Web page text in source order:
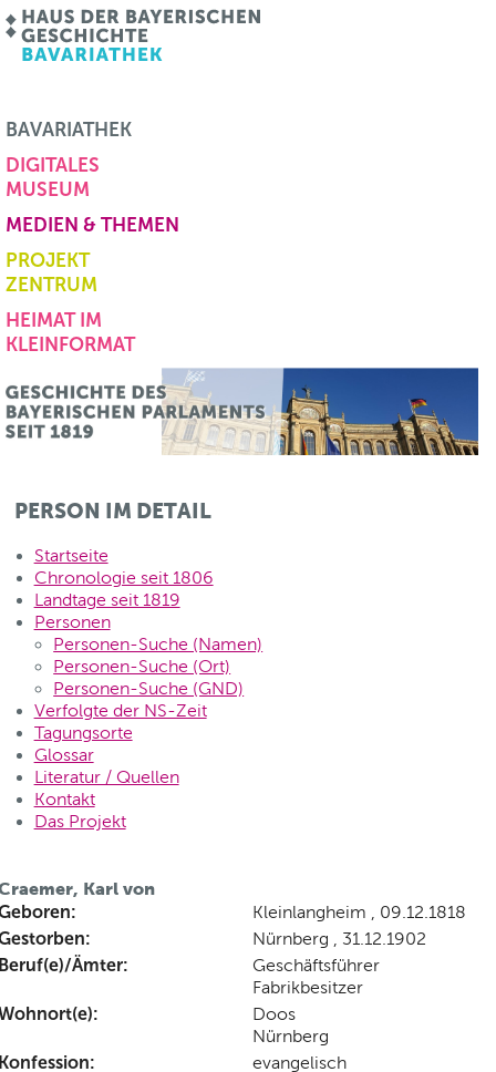
BAVARIATHEK
DIGITALES
MUSEUM
MEDIEN & THEMEN
PROJEKT
ZENTRUM
HEIMAT IM
KLEINFORMAT
PERSON IM DETAIL
Startseite
Chronologie seit 1806
Landtage seit 1819
Personen
Personen-Suche (Namen)
Personen-Suche (Ort)
Personen-Suche (GND)
Verfolgte der NS-Zeit
Tagungsorte
Glossar
Literatur / Quellen
Kontakt
Das Projekt
Karl von
Kleinlangheim , 09.12.1818
Nürnberg , 31.12.1902
Ämter:
Geschäftsführer
Fabrikbesitzer
Doos
Nürnberg
evangelisch